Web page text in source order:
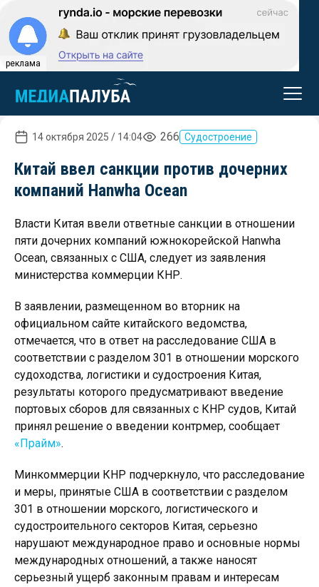
реклама
14 октября 2025 / 14:04 266 Судостроение
Китай ввел санкции против дочерних
компаний Hanwha Ocean
Власти Китая ввели ответные санкции в отношении
пяти дочерних компаний южнокорейской Hanwha
Ocean, связанных с США, следует из заявления
министерства коммерции КНР.
В заявлении, размещенном во вторник на
официальном сайте китайского ведомства,
отмечается, что в ответ на расследование США в
соответствии с разделом 301 в отношении морского
судоходства, логистики и судостроения Китая,
результаты которого предусматривают введение
портовых сборов для связанных с КНР судов, Китай
принял решение о введении контрмер, сообщает
«Прайм».
Минкоммерции КНР подчеркнуло, что расследование
и меры, принятые США в соответствии с разделом
301 в отношении морского, логистического и
судостроительного секторов Китая, серьезно
нарушают международное право и основные нормы
международных отношений, а также наносят
серьезный ущерб законным правам и интересам